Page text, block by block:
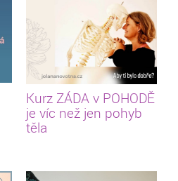
Kurz ZÁDA v POHODĚ
je víc než jen pohyb
těla